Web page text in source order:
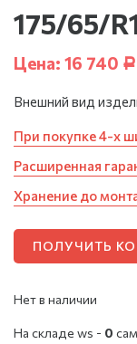
175/65/
Цена: 16 740 Р
Внешний вид
При покупке 4-х
Расширенная
Хранение до
ПОЛУЧИТЬ
Нет в наличии
На складе ws - 0